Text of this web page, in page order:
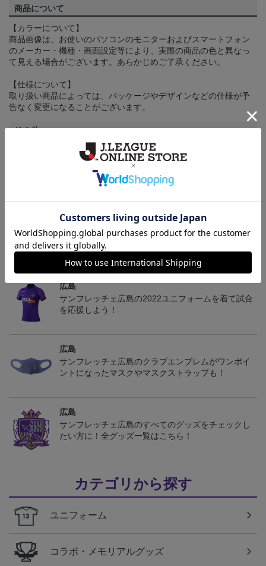
商品について
【カラーについて】
商品画像は、お使いのパソコンのモニターおよびスマートフォン
のメーカー・機種・画面設定等により、実際の商品の色と異なっ
て見える場合がございます。あらかじめご了承ください。
【仕様について】
取り扱い商品によっては、パッケージやデザインなどの仕様が予
告なく変更になることがございます。
その他
決済について
ギフト対応について
広島
サンフレッチェ広島の2022ユニフォームを着て試合
を応援しよう！
広島
サンフレッチェ広島のクラブエンブレムがワンポイ
ントになったマスクやマスクストラップも！
広島
サンフレッチェ広島のすべてのグッズをチェックし
たい方に！全グッズ一覧はこちら！
カテゴリから探す
ユニフォーム
コラボ・メモリアルグッズ